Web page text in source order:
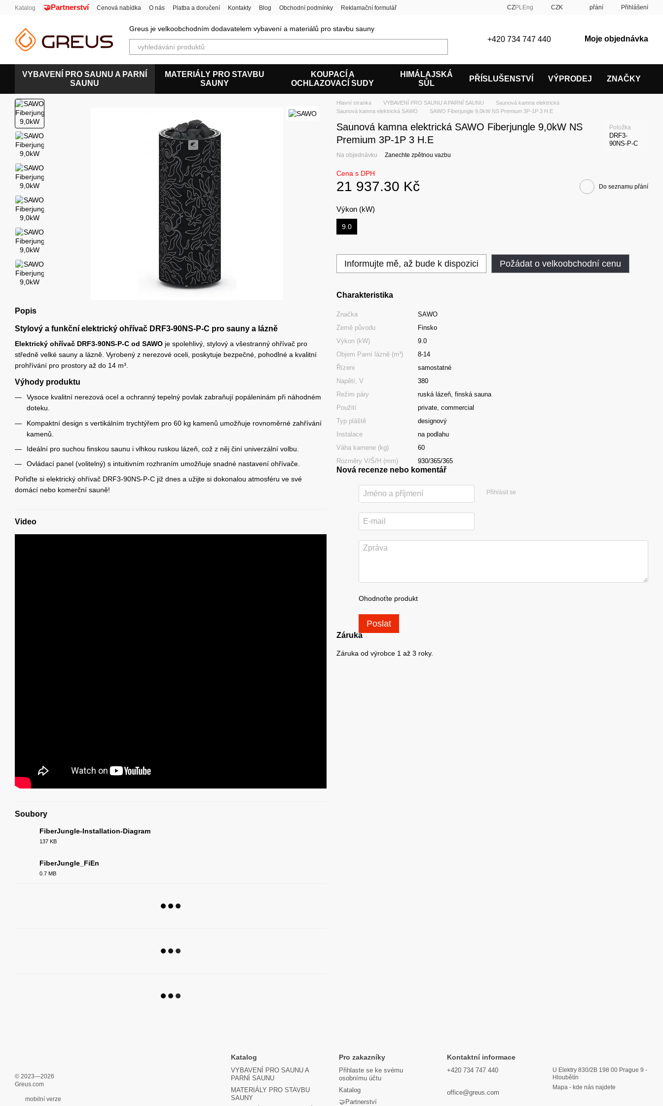
Перейти к основному контенту
Katalog 🤝Partnerství Cenová nabídka O nás Platba a doručení Kontakty Blog Obchodní podmínky
Reklamační formulář
CZPLEng CZK přání Přihlášení
Greus je velkoobchodním dodavatelem vybavení a materiálů pro stavbu sauny
+420 734 747 440 Moje objednávka
VYBAVENÍ PRO SAUNU A PARNÍ
SAUNU
MATERIÁLY PRO STAVBU
SAUNY
KOUPACÍ A
OCHLAZOVACÍ SUDY
HIMÁLAJSKÁ
SŮL
PŘÍSLUŠENSTVÍ VÝPRODEJ ZNAČKY
Popis
Stylový a funkční elektrický ohřívač DRF3-90NS-P-C pro sauny a lázně
Elektrický ohřívač DRF3-90NS-P-C od SAWO je spolehlivý, stylový a všestranný ohřívač pro
středně velké sauny a lázně. Vyrobený z nerezové oceli, poskytuje bezpečné, pohodlné a kvalitní
prohřívání pro prostory až do 14 m³.
Výhody produktu
Vysoce kvalitní nerezová ocel a ochranný tepelný povlak zabraňují popáleninám při náhodném
doteku.
Kompaktní design s vertikálním trychtýřem pro 60 kg kamenů umožňuje rovnoměrné zahřívání
kamenů.
Ideální pro suchou finskou saunu i vlhkou ruskou lázeň, což z něj činí univerzální volbu.
Ovládací panel (volitelný) s intuitivním rozhraním umožňuje snadné nastavení ohřívače.
Pořiďte si elektrický ohřívač DRF3-90NS-P-C již dnes a užijte si dokonalou atmosféru ve své
domácí nebo komerční sauně!
Video
Soubory
FiberJungle-Installation-Diagram
137 KB
FiberJungle_FiEn
0.7 MB
Hlavní stranka VYBAVENÍ PRO SAUNU A PARNÍ SAUNU
Saunová kamna elektrická
Saunová kamna elektrická SAWO
SAWO Fiberjungle 9,0kW NS Premium 3P-1P 3 H.E
Saunová kamna elektrická SAWO Fiberjungle 9,0kW NS
Premium 3P-1P 3 H.E
Položka
DRF3-
90NS-P-C
Na objednávku Zanechte zpětnou vazbu
Cena s DPH
21 937.30 Kč Do seznamu přání
Výkon (kW)
9.0
Informujte mě, až bude k dispozici Požádat o velkoobchodní cenu
Charakteristika
Značka
SAWO
Země původu
Finsko
Výkon (kW)
9.0
Objem Parní lázně (m³)
8-14
Řízeni
samostatné
Napětí, V
380
Režim páry
ruská lázeň, finská sauna
Použití
private, commercial
Typ pláště
designový
Instalace
na podlahu
Váha kamene (kg)
60
Rozměry V/Š/H (mm)
930/365/365
Nová recenze nebo komentář
Přihlásit se
Ohodnoťte produkt
Poslat
Záruka
Záruka od výrobce 1 až 3 roky.
© 2023—2026
Greus.com
mobilní verze
Katalog
VYBAVENÍ PRO SAUNU A
PARNÍ SAUNU
MATERIÁLY PRO STAVBU
SAUNY
Pro zakazníky
Přihlaste se ke svému
osobnímu účtu
Katalog
🤝Partnerství
Kontaktní informace
+420 734 747 440
office@greus.com
U Elektry 830/2B 198 00 Prague 9 -
Hloubětín
Mapa - kde nás najdete